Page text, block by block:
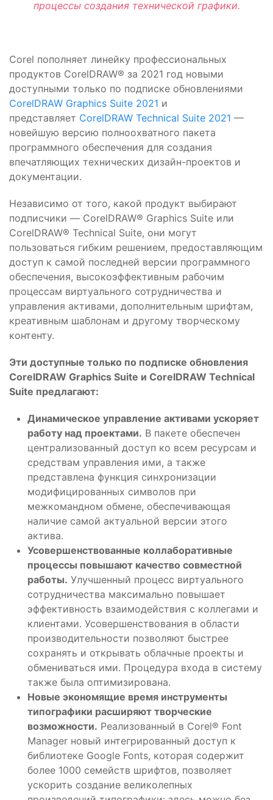
процессы создания технической графики.
Corel пополняет линейку профессиональных
продуктов CorelDRAW® за 2021 год новыми
доступными только по подписке обновлениями
CorelDRAW Graphics Suite 2021 и
представляет CorelDRAW Technical Suite 2021 —
новейшую версию полноохватного пакета
программного обеспечения для создания
впечатляющих технических дизайн-проектов и
документации.
Независимо от того, какой продукт выбирают
подписчики — CorelDRAW® Graphics Suite или
CorelDRAW® Technical Suite, они могут
пользоваться гибким решением, предоставляющим
доступ к самой последней версии программного
обеспечения, высокоэффективным рабочим
процессам виртуального сотрудничества и
управления активами, дополнительным шрифтам,
креативным шаблонам и другому творческому
контенту.
Эти доступные только по подписке обновления
CorelDRAW Graphics Suite и CorelDRAW Technical
Suite предлагают:
Динамическое управление активами ускоряет
работу над проектами. В пакете обеспечен
централизованный доступ ко всем ресурсам и
средствам управления ими, а также
представлена функция синхронизации
модифицированных символов при
межкомандном обмене, обеспечивающая
наличие самой актуальной версии этого
актива.
Усовершенствованные коллаборативные
процессы повышают качество совместной
работы. Улучшенный процесс виртуального
сотрудничества максимально повышает
эффективность взаимодействия с коллегами и
клиентами. Усовершенствования в области
производительности позволяют быстрее
сохранять и открывать облачные проекты и
обмениваться ими. Процедура входа в систему
также была оптимизирована.
Новые экономящие время инструменты
типографики расширяют творческие
возможности. Реализованный в Corel® Font
Manager новый интегрированный доступ к
библиотеке Google Fonts, которая содержит
более 1000 семейств шрифтов, позволяет
ускорить создание великолепных